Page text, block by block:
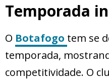
Temporada
O Botafogo tem se
temporada,
competitividade. O